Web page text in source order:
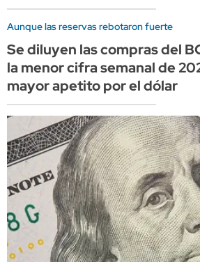
Aunque las reservas rebotaron fuerte
Se diluyen las compras del
la menor cifra semanal de
mayor apetito por el dólar